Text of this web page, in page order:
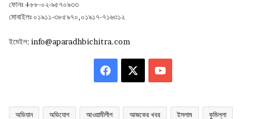
ফোনঃ +৮৮-০২-৯৫৭০৯৩৩
মোবাইলঃ ০১৯১১-৩৮৫৯৭০,০১৯১৭-৭১৬৩১২
ইমেইল:info@aparadhbichitra.com
Facebook YouTube
অভিযান অভিযোগ আওয়ামীলীগ আজকের খবর ইসলাম কুমিল্লা